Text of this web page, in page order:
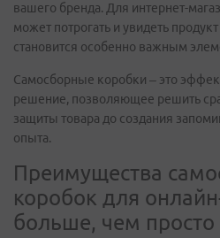
вашего бренда. Для интернет-
может потрогать и увидеть
становится особенно важным
Самосборные коробки – это
решение, позволяющее решить
защиты товара до создания
опыта.
Преимущества
коробок для
больше, чем просто